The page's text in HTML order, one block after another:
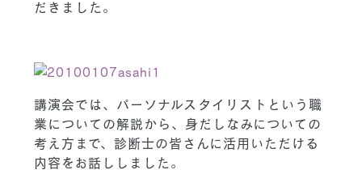
だきました。
講演会では、パーソナルスタイリストという職
業についての解説から、身だしなみについての
考え方まで、診断士の皆さんに活用いただける
内容をお話ししました。